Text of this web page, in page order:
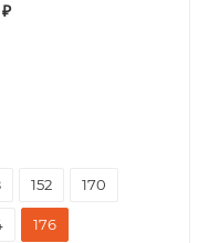
₽
152 170
176